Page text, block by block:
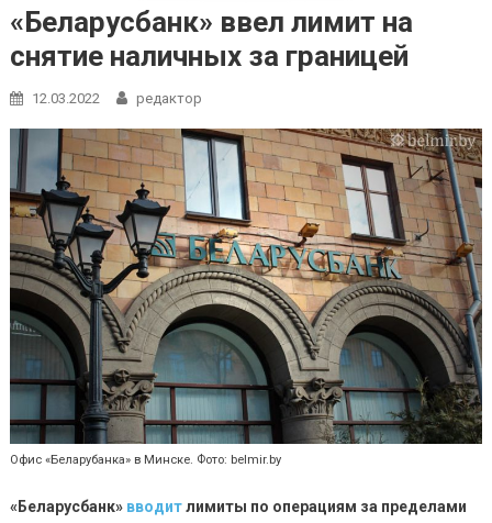
«Беларусбанк» ввел лимит на
снятие наличных за границей
12.03.2022 редактор
Офис «Беларубанка» в Минске. Фото: belmir.by
«Беларусбанк» вводитлимиты по операциям за пределами